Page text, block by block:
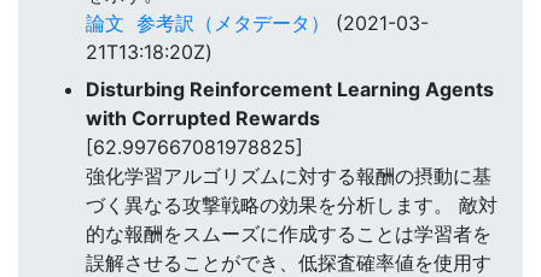
論文 参考訳（メタデータ）
(2021-03-
21T13:18:20Z)
Disturbing Reinforcement Learning Agents
with Corrupted Rewards
[62.997667081978825]
強化学習アルゴリズムに対する報酬の摂動に基
づく異なる攻撃戦略の効果を分析します。 敵対
的な報酬をスムーズに作成することは学習者を
誤解させることができ、低探査確率値を使用す